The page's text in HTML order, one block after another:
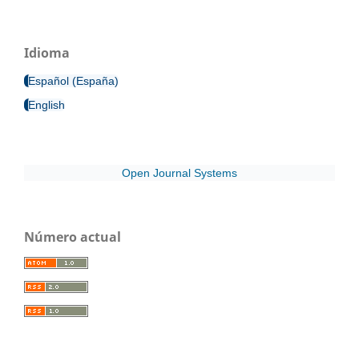
Idioma
Español (España)
English
Open Journal Systems
Número actual